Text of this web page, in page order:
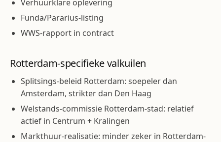
Verhuurklare oplevering
Funda/Pararius-listing
WWS-rapport in contract
Rotterdam-specifieke valkuilen
Splitsings-beleid Rotterdam: soepeler dan
Amsterdam, strikter dan Den Haag
Welstands-commissie Rotterdam-stad: relatief
actief in Centrum + Kralingen
Markthuur-realisatie: minder zeker in Rotterdam-